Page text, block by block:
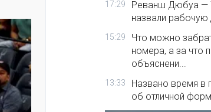
17:29
Реванш Дюбуа —
назвали рабочую
15:29
Что можно
номера, а за что
объяснени...
13:33
Названо время в
об отличной